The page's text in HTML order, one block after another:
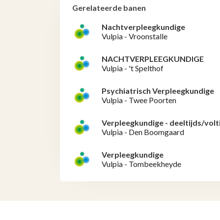
Gerelateerde banen
Nachtverpleegkundige
Vulpia - Vroonstalle
NACHTVERPLEEGKUNDIGE
Vulpia - 't Spelthof
Psychiatrisch Verpleegkundige
Vulpia - Twee Poorten
Verpleegkundige - deeltijds/
Vulpia - Den Boomgaard
Verpleegkundige
Vulpia - Tombeekheyde